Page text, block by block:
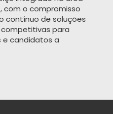
com o compromisso
contínuo de soluções
para
e candidatos a